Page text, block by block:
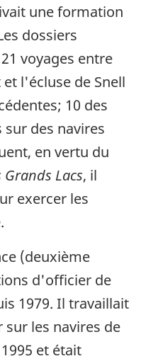
une formation
dossiers
voyages entre
l'écluse de Snell
10 des
des navires
en vertu du
Lacs, il
exercer les
(deuxième
d'officier de
1979. Il travaillait
les navires de
et était